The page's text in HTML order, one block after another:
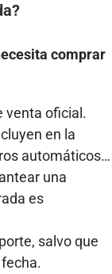
comprar
venta oficial.
en la
automáticos…
una
es
salvo que